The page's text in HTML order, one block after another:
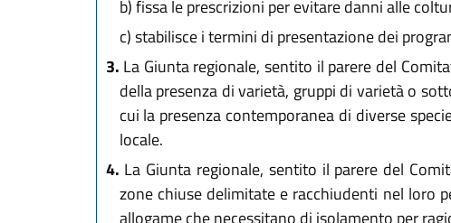
b)fissa le prescrizioni per evitare danni alle
c)stabilisce i termini di presentazione dei
3. La Giunta regionale, sentito il parere del
della presenza di varietà, gruppi di varietà o
cui la presenza contemporanea di diverse
locale.
4. La Giunta regionale, sentito il parere del
zone chiuse delimitate e racchiudenti nel loro
allogame che necessitano di isolamento per